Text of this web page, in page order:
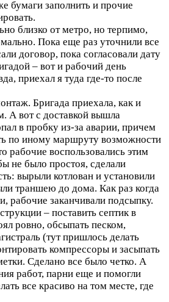
бумаги заполнить и прочие
близко от метро, но терпимо,
Пока еще раз уточнили все
договор, пока согласовали дату
– вот и рабочий день
приехал я туда где-то после
Бригада приехала, как и
А вот с доставкой вышла
в пробку из-за аварии, причем
по иному маршруту возможности
рабочие воспользовались этим
не было простоя, сделали
вырыли котлован и установили
траншею до дома. Как раз когда
рабочие заканчивали подсыпку.
– поставить септик в
ровно, обсыпать песком,
(тут пришлось делать
компрессоры и засыпать
Сделано все было четко. А
работ, парни еще и помогли
все красиво на том месте, где